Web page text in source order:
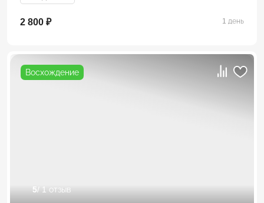
2 800 ₽ 1 день
Восхождение
5/ 1 отзыв